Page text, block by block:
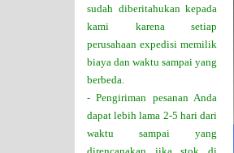
sudah diberitahukan kepada
kami karena setiap
perusahaan expedisi memilik
biaya dan waktu sampai yang
berbeda.
- Pengiriman pesanan Anda
dapat lebih lama 2-5 hari dari
waktu sampai yang